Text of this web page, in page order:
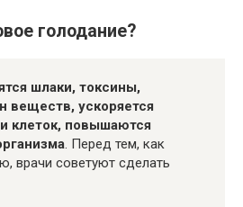
голодание?
шлаки, токсины,
веществ, ускоряется
клеток, повышаются
. Перед тем, как
врачи советуют сделать